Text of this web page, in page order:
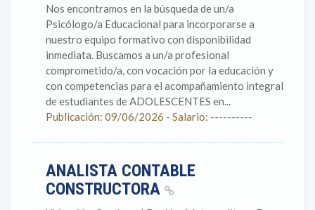
Nos encontramos en la búsqueda de un/a
Psicólogo/a Educacional para incorporarse a
nuestro equipo formativo con disponibilidad
inmediata. Buscamos a un/a profesional
comprometido/a, con vocación por la educación y
con competencias para el acompañamiento integral
de estudiantes de ADOLESCENTES en...
Publicación: 09/06/2026 - Salario: ----------
ANALISTA CONTABLE
CONSTRUCTORA